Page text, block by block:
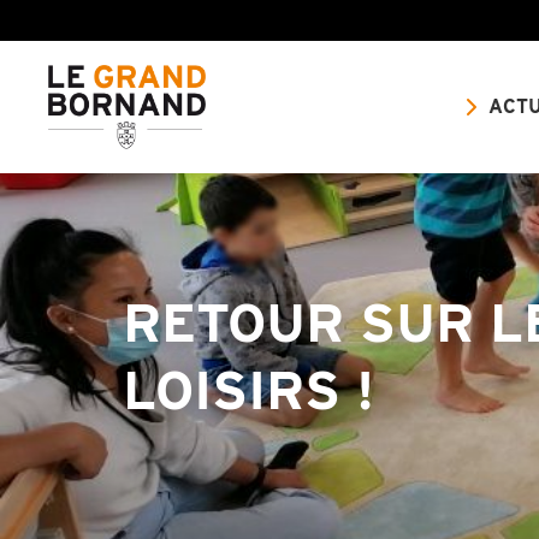
RETOUR SUR
LOISIRS !